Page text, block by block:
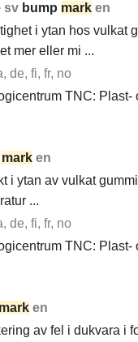
sv bump mark en
i ytan hos vulkat
mer eller mi ...
de, fi, fr, no
TNC: Plast-
mark en
i ytan av vulkat
...
de, fi, fr, no
TNC: Plast-
mark en
av fel i dukvara i